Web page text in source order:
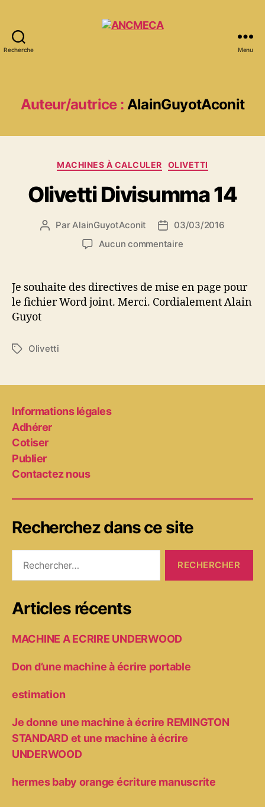
Recherche Menu
Auteur/autrice : AlainGuyotAconit
Catégories
MACHINES À CALCULER OLIVETTI
Olivetti Divisumma 14
Auteur
Par AlainGuyotAconit
Date
de
03/03/2016
Aucun commentairesur
Je souhaite des directives de mise en page pour
le fichier Word joint. Merci. Cordialement Alain
Guyot
Étiquettes
Olivetti
Informations légales
Adhérer
Cotiser
Publier
Contactez nous
Recherchez dans ce site
Articles récents
MACHINE A ECRIRE UNDERWOOD
Don d’une machine à écrire portable
estimation
Je donne une machine à écrire REMINGTON
STANDARD et une machine à écrire
UNDERWOOD
hermes baby orange écriture manuscrite